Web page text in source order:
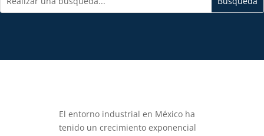
El entorno industrial en México ha
tenido un crecimiento exponencial